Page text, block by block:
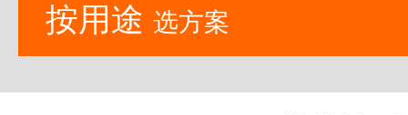
按用途 选方案